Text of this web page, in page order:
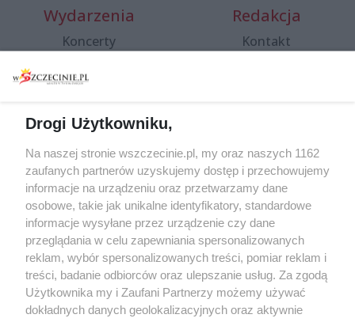
Wydarzenia
Koncerty
Spacery i oprowadzania
targi
Wernisaże
Więcej
Redakcja
Kontakt
Specjalny koncert z okazji
20. urodzin portalu
wSzczecinie.pl
Regulamin konkursów
śniadaniówka "Hej
Szczecin! Jest piątek!"
Partnerzy
Drogi Użytkowniku,
Na naszej stronie wszczecinie.pl, my oraz naszych 1162
zaufanych partnerów uzyskujemy dostęp i przechowujemy
informacje na urządzeniu oraz przetwarzamy dane
osobowe, takie jak unikalne identyfikatory, standardowe
informacje wysyłane przez urządzenie czy dane
przeglądania w celu zapewniania spersonalizowanych
reklam, wybór spersonalizowanych treści, pomiar reklam i
treści, badanie odbiorców oraz ulepszanie usług. Za zgodą
Użytkownika my i Zaufani Partnerzy możemy używać
dokładnych danych geolokalizacyjnych oraz aktywnie